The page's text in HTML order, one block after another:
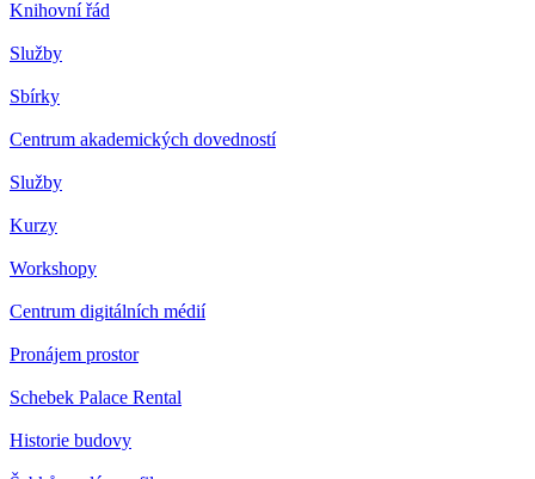
Knihovní řád
Služby
Sbírky
Centrum akademických dovedností
Služby
Kurzy
Workshopy
Centrum digitálních médií
Pronájem prostor
Schebek Palace Rental
Historie budovy